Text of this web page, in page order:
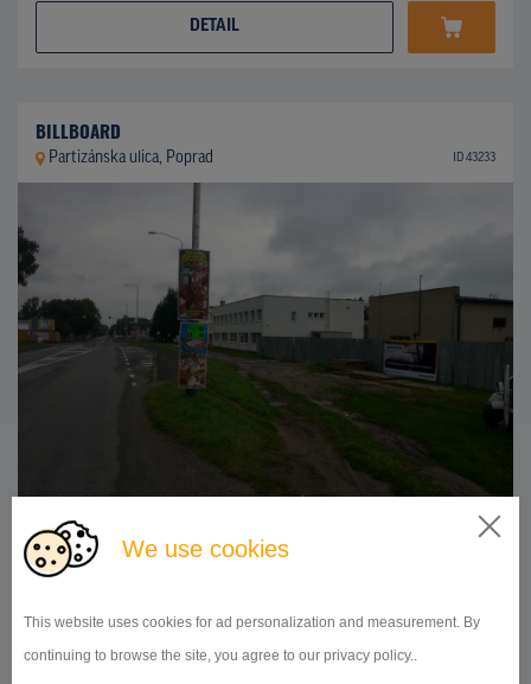
We use cookies
This website uses cookies for ad personalization and measurement. By
continuing to browse the site, you agree to our privacy policy..
DETAIL
BILLBOARD
Partizánska ulica, Poprad ID 43233
510x240 od 1 mesiaca